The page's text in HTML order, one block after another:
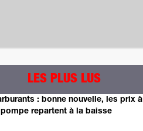
LES PLUS LUS
: bonne nouvelle, les prix à
repartent à la baisse